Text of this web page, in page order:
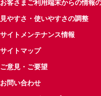
お客さまご利用端末からの情報
見やすさ・使いやすさの調整
サイトメンテナンス情報
サイトマップ
ご意見・ご要望
お問い合わせ